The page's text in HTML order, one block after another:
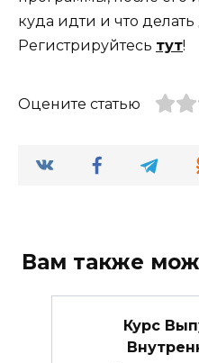
куда идти и что
Регистрируйтесь тут!
Оцените статью
Вам также
Курс